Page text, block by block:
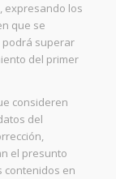
expresando los
que se
podrá superar
del primer
consideren
del
el presunto
contenidos en